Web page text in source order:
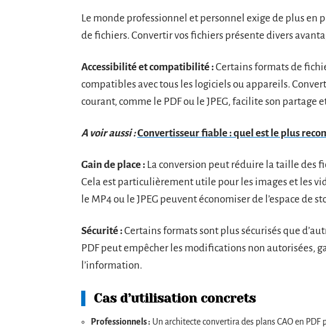
Le monde professionnel et personnel exige de plus
de fichiers. Convertir vos fichiers présente divers
Accessibilité et compatibilité :Certains formats de
compatibles avec tous les logiciels ou appareils.
courant, comme le PDF ou le JPEG, facilite son partage
A voir aussi :Convertisseur fiable : quel est le plus
Gain de place : La conversion peut réduire la taille des
Cela est particulièrement utile pour les images et les
le MP4 ou le JPEG peuvent économiser de l’espace de
Sécurité :Certains formats sont plus sécurisés que
PDF peut empêcher les modifications non autorisées,
l’information.
Cas d’utilisation concrets
Professionnels : Un architecte convertira des plans CAO en